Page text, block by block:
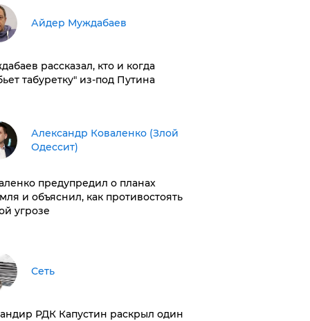
Айдер Муждабаев
рассказал, кто и когда
табуретку" из-под Путина
Александр Коваленко (Злой
Одессит)
предупредил о планах
и объяснил, как противостоять
угрозе
Сеть
РДК Капустин раскрыл один